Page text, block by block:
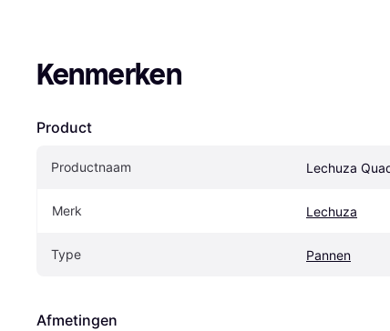
Kenmerken
Product
Productnaam Lechuza
Merk Lechuza
Type Pannen
Afmetingen